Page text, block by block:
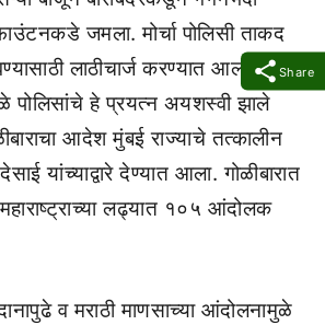
Share
जमला. मोर्चा पोलिसी ताकद
लाठीचार्ज करण्यात आला. मात्र
पोलिसांचे हे प्रयत्न अयशस्वी झाले
आदेश मुंबई राज्याचे तत्कालीन
यांच्याद्वारे देण्यात आला. गोळीबारात
लढ्यात १०५ आंदोलक
व मराठी माणसाच्या आंदोलनामुळे